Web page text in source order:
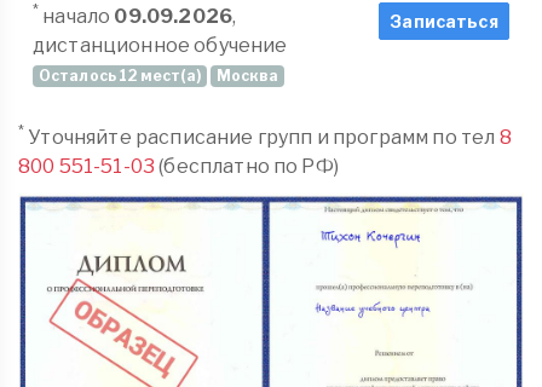
* начало 09.09.2026,
дистанционное обучение
Осталось 12 мест(а) Москва
Записаться
* Уточняйте расписание групп и программ по тел 8
800 551-51-03 (бесплатно по РФ)